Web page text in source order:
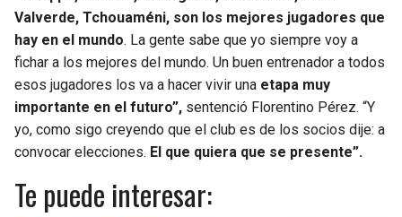
Valverde, Tchouaméni, son los mejores jugadores que
hay en el mundo. La gente sabe que yo siempre voy a
fichar a los mejores del mundo. Un buen entrenador a todos
esos jugadores los va a hacer vivir una etapa muy
importante en el futuro”, sentenció Florentino Pérez. “Y
yo, como sigo creyendo que el club es de los socios dije: a
convocar elecciones. El que quiera que se presente”.
Te puede interesar: